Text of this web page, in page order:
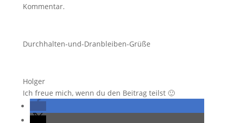
Kommentar.
Durchhalten-und-Dranbleiben-Grüße
Holger
Ich freue mich, wenn du den Beitrag teilst 🙂